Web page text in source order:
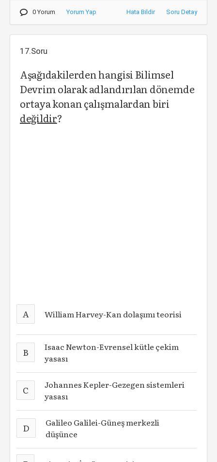
0 Yorum Yorum Yap Hata Bildir Soru Detay
17.Soru
Aşağıdakilerden hangisi Bilimsel
Devrim olarak adlandırılan dönemde
ortaya konan çalışmalardan biri
değildir?
A William Harvey-Kan dolaşımı teorisi
B
Isaac Newton-Evrensel kütle çekim
yasası
C
Johannes Kepler-Gezegen sistemleri
yasası
D
Galileo Galilei-Güneş merkezli
düşünce